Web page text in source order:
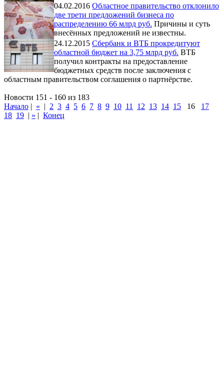
04.02.2016 Областное правительство отклонило
две трети предложений бизнеса по
распределению 66 млрд руб. Причины и суть
внесённых предложений не известны.
24.12.2015 Сбербанк и ВТБ прокредитуют
областной бюджет на 3,75 млрд руб. ВТБ
получил контракты на предоставление
бюджетных средств после заключения с
областным правительством соглашения о партнёрстве.
Новости 151 - 160 из 183
Начало | « | 2 3 4 5 6 7 8 9 10 11 12 13 14 15 16
17
18 19 | » | Конец